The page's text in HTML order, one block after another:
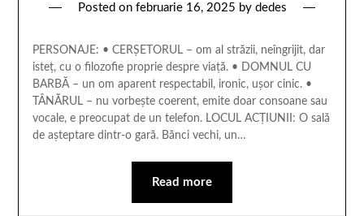
Posted on februarie 16, 2025 by dedes
PERSONAJE: • CERŞETORUL – om al străzii, neîngrijit, dar
isteţ, cu o filozofie proprie despre viaţă. • DOMNUL CU
BARBĂ – un om aparent respectabil, ironic, uşor cinic. •
TÂNĂRUL – nu vorbeşte coerent, emite doar consoane sau
vocale, e preocupat de un telefon. LOCUL ACŢIUNII: O sală
de aşteptare dintr-o gară. Bănci vechi, un…
Read more